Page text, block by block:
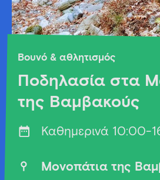
Βουνό & αθλητισμός
Ποδηλασία στα
της Βαμβακούς
Καθημερινά 10:00-
Μονοπάτια της